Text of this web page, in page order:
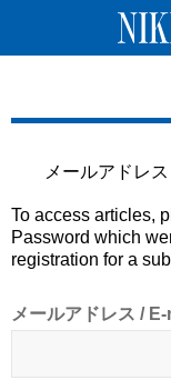
メールアドレ
To access articles,
Password which
registration for a
メールアドレス / E-